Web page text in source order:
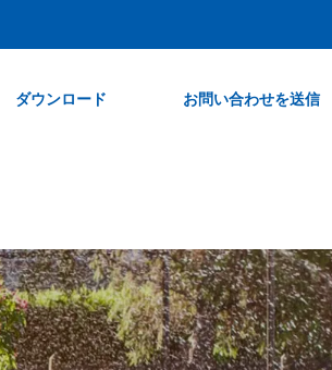
ダウンロード お問い合わせを送信